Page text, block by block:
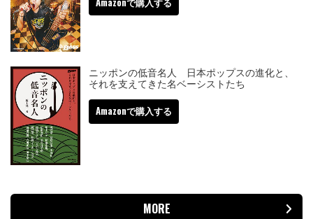
ニッポンの低音名人 日本ポップスの進化と、
それを支えてきた名ベーシストたち
Amazonで購入する
MORE